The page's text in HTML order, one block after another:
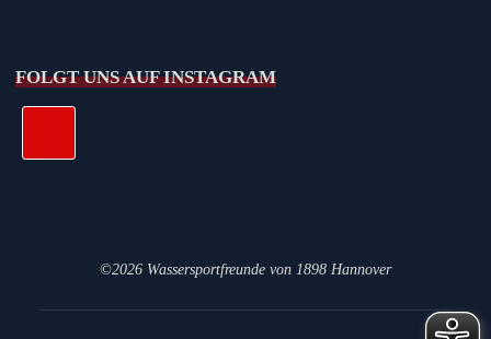
FOLGT UNS AUF INSTAGRAM
©2026 Wassersportfreunde von 1898 Hannover